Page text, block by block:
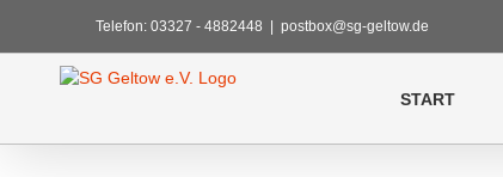
springen
Telefon: 03327 - 4882448 postbox@sg-geltow.de
START